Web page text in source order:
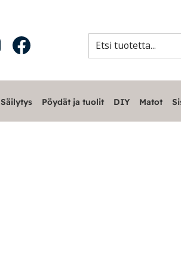
Säilytys Pöydät ja tuolit DIY Matot